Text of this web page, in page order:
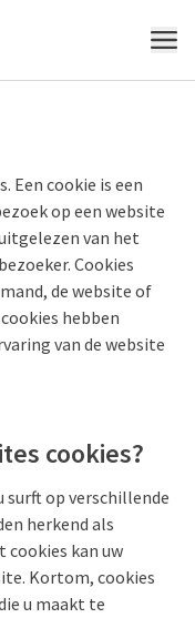
MENU
Een cookie is een
op een website
van het
Cookies
de website of
hebben
van de website
cookies?
surft op verschillende
herkend als
cookies kan uw
Kortom, cookies
u maakt te